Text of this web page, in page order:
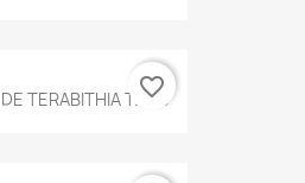
TERABITHIA T.560
favorite_border